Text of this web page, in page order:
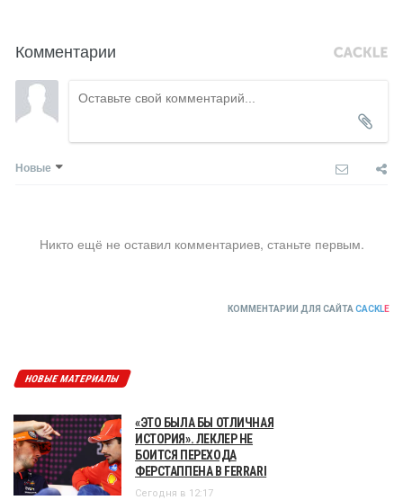
Комментарии
Новые
Никто ещё не оставил комментариев, станьте первым.
КОММЕНТАРИИ ДЛЯ САЙТА CACKLE
НОВЫЕ МАТЕРИАЛЫ
«ЭТО БЫЛА БЫ ОТЛИЧНАЯ
ИСТОРИЯ». ЛЕКЛЕР НЕ
БОИТСЯ ПЕРЕХОДА
ФЕРСТАППЕНА В FERRARI
Сегодня в 12:17